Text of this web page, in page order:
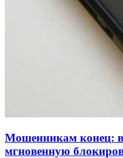
Сладкий праздник в
парке прошёл
Мошенникам конец: в
мгновенную